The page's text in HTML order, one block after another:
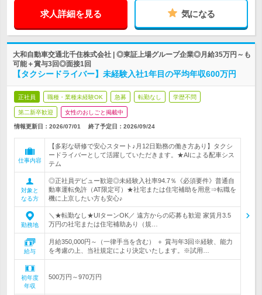
求人詳細を見る 気になる
大和自動車交通北千住株式会社 | ◎東証上場グループ企業◎月給35万円～も
可能＋賞与3回◎面接1回
【タクシードライバー】未経験入社1年目の平均年収600万円
正社員 職種・業種未経験OK 急募 転勤なし 学歴不問
第二新卒歓迎 女性のおしごと掲載中
情報更新日：2026/07/01 終了予定日： 2026/09/24
仕事内容
【多彩な研修で安心スタート♪月12日勤務の働き方あり】タクシ
ードライバーとして活躍していただきます。★AIによる配車シス
テム
対象と
なる方
◎正社員デビュー歓迎◎未経験入社率94.7％《必須要件》普通自
動車運転免許（AT限定可）★社宅または住宅補助を用意⇒転職を
機に上京したい方も安心♪
勤務地
＼★転勤なし★UIターンOK／ 遠方からの応募も歓迎 家賃月3.5
万円の社宅または住宅補助あり（規…
給与
月給350,000円～（一律手当を含む） ＋ 賞与年3回※経験、能力
を考慮の上、当社規定により決定いたします。※試用…
初年度
年収
500万円～970万円